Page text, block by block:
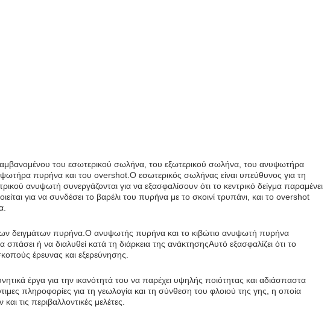
του εσωτερικού σωλήνα, του εξωτερικού σωλήνα, του ανυψωτήρα
πυρήνα και του overshot.Ο εσωτερικός σωλήνας είναι υπεύθυνος για τη
ανυψωτή συνεργάζονται για να εξασφαλίσουν ότι το κεντρικό δείγμα παραμένει
για να συνδέσει το βαρέλι του πυρήνα με το σκοινί τρυπάνι, και το overshot
δειγμάτων πυρήνα.Ο ανυψωτής πυρήνα και το κιβώτιο ανυψωτή πυρήνα
ή να διαλυθεί κατά τη διάρκεια της ανάκτησηςΑυτό εξασφαλίζει ότι το
έρευνας και εξερεύνησης.
έργα για την ικανότητά του να παρέχει υψηλής ποιότητας και αδιάσπαστα
πληροφορίες για τη γεωλογία και τη σύνθεση του φλοιού της γης, η οποία
τις περιβαλλοντικές μελέτες.